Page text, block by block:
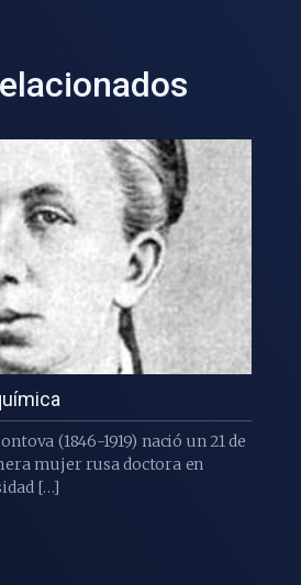
(1846-1919) nació un 21 de
mujer rusa doctora en
[…]